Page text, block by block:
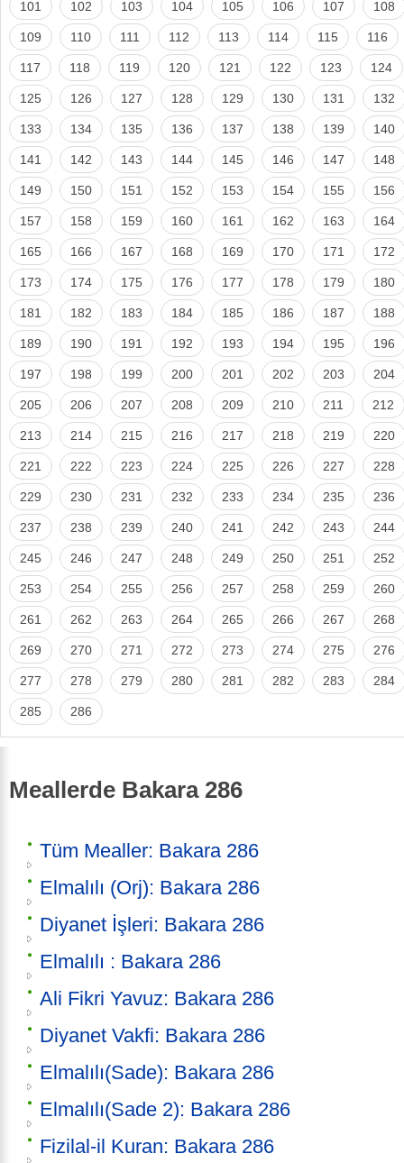
101 102 103 104 105 106 107 108
109 110 111 112 113 114 115 116
117 118 119 120 121 122 123 124
125 126 127 128 129 130 131 132
133 134 135 136 137 138 139 140
141 142 143 144 145 146 147 148
149 150 151 152 153 154 155 156
157 158 159 160 161 162 163 164
165 166 167 168 169 170 171 172
173 174 175 176 177 178 179 180
181 182 183 184 185 186 187 188
189 190 191 192 193 194 195 196
197 198 199 200 201 202 203 204
205 206 207 208 209 210 211 212
213 214 215 216 217 218 219 220
221 222 223 224 225 226 227 228
229 230 231 232 233 234 235 236
237 238 239 240 241 242 243 244
245 246 247 248 249 250 251 252
253 254 255 256 257 258 259 260
261 262 263 264 265 266 267 268
269 270 271 272 273 274 275 276
277 278 279 280 281 282 283 284
285 286
Meallerde Bakara 286
Tüm Mealler: Bakara 286
Elmalılı (Orj): Bakara 286
Diyanet İşleri: Bakara 286
Elmalılı : Bakara 286
Ali Fikri Yavuz: Bakara 286
Diyanet Vakfi: Bakara 286
Elmalılı(Sade): Bakara 286
Elmalılı(Sade 2): Bakara 286
Fizilal-il Kuran: Bakara 286